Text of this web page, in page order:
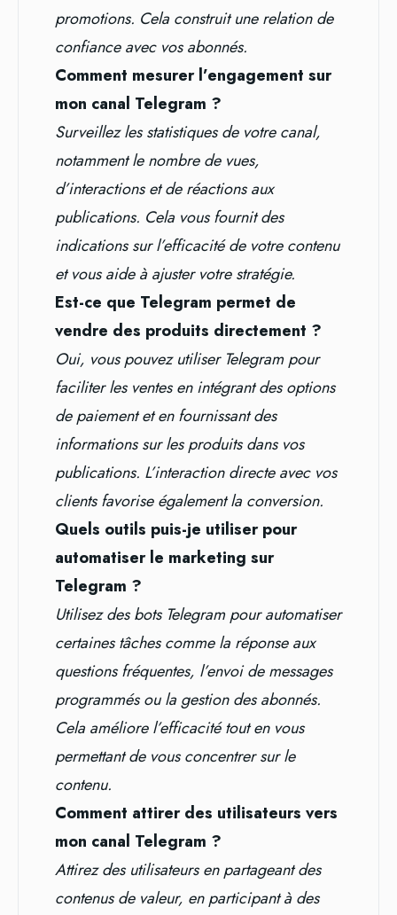
promotions. Cela construit une relation de
confiance avec vos abonnés.
Comment mesurer l’engagement sur
mon canal Telegram ?
Surveillez les statistiques de votre canal,
notamment le nombre de vues,
d’interactions et de réactions aux
publications. Cela vous fournit des
indications sur l’efficacité de votre contenu
et vous aide à ajuster votre stratégie.
Est-ce que Telegram permet de
vendre des produits directement ?
Oui, vous pouvez utiliser Telegram pour
faciliter les ventes en intégrant des options
de paiement et en fournissant des
informations sur les produits dans vos
publications. L’interaction directe avec vos
clients favorise également la conversion.
Quels outils puis-je utiliser pour
automatiser le marketing sur
Telegram ?
Utilisez des bots Telegram pour automatiser
certaines tâches comme la réponse aux
questions fréquentes, l’envoi de messages
programmés ou la gestion des abonnés.
Cela améliore l’efficacité tout en vous
permettant de vous concentrer sur le
contenu.
Comment attirer des utilisateurs vers
mon canal Telegram ?
Attirez des utilisateurs en partageant des
contenus de valeur, en participant à des